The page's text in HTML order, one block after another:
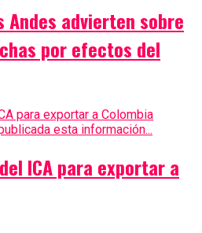
advierten sobre
por efectos del
esta información...
ICA para exportar a